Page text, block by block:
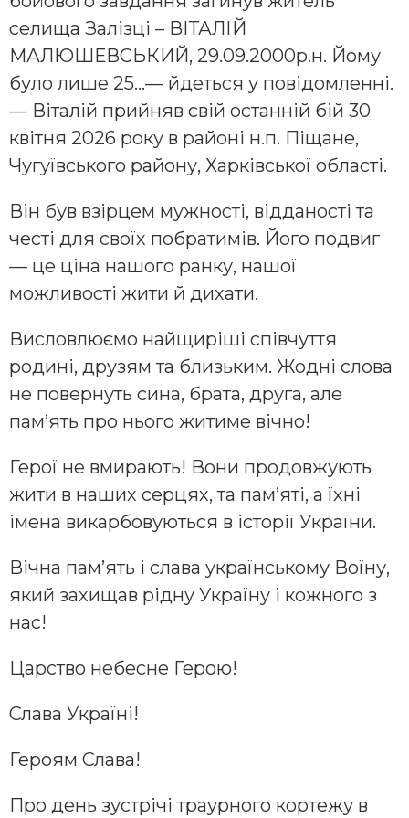
селища Залізці – ВІТАЛІЙ
МАЛЮШЕВСЬКИЙ, 29.09.2000р.н. Йому
було лише 25…— йдеться у повідомленні.
— Віталій прийняв свій останній бій 30
квітня 2026 року в районі н.п. Піщане,
Чугуївського району, Харківської області.
Він був взірцем мужності, відданості та
честі для своїх побратимів. Його подвиг
— це ціна нашого ранку, нашої
можливості жити й дихати.
Висловлюємо найщиріші співчуття
родині, друзям та близьким. Жодні слова
не повернуть сина, брата, друга, але
пам’ять про нього житиме вічно!
Герої не вмирають! Вони продовжують
жити в наших серцях, та пам’яті, а їхні
імена викарбовуються в історії України.
Вічна пам’ять і слава українському Воїну,
який захищав рідну Україну і кожного з
нас!
Царство небесне Герою!
Слава Україні!
Героям Слава!
Про день зустрічі траурного кортежу в